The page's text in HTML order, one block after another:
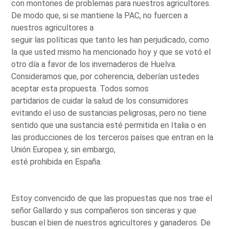
con montones de problemas para nuestros agricultores.
De modo que, si se mantiene la PAC, no fuercen a
nuestros agricultores a
seguir las políticas que tanto les han perjudicado, como
la que usted mismo ha mencionado hoy y que se votó el
otro día a favor de los invernaderos de Huelva.
Consideramos que, por coherencia, deberían ustedes
aceptar esta propuesta. Todos somos
partidarios de cuidar la salud de los consumidores
evitando el uso de sustancias peligrosas, pero no tiene
sentido que una sustancia esté permitida en Italia o en
las producciones de los terceros países que entran en la
Unión Europea y, sin embargo,
esté prohibida en España.
Estoy convencido de que las propuestas que nos trae el
señor Gallardo y sus compañeros son sinceras y que
buscan el bien de nuestros agricultores y ganaderos. De